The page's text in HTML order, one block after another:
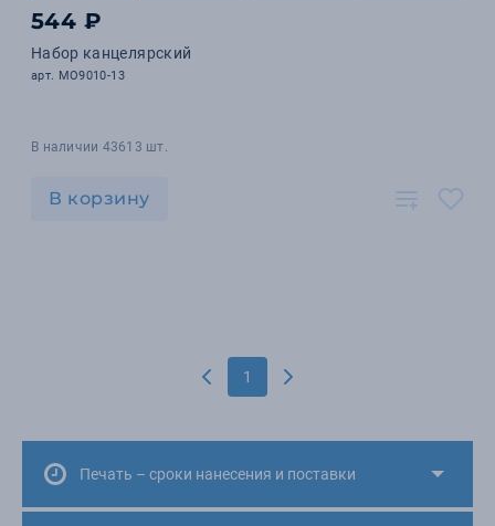
544 ₽
Набор канцелярский
арт. MO9010-13
В наличии 43613 шт.
В корзину
1
Печать – сроки нанесения и поставки